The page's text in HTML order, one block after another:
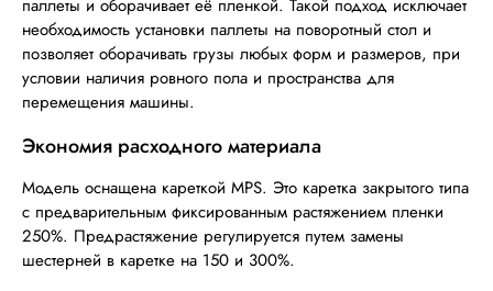
паллеты и оборачивает её пленкой. Такой подход исключает
необходимость установки паллеты на поворотный стол и
позволяет оборачивать грузы любых форм и размеров, при
условии наличия ровного пола и пространства для
перемещения машины.
Экономия расходного материала
Модель оснащена кареткой MPS. Это каретка закрытого типа
с предварительным фиксированным растяжением пленки
250%. Предрастяжение регулируется путем замены
шестерней в каретке на 150 и 300%.